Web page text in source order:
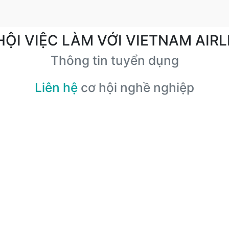
VIỆC LÀM VỚI VIETNAM
Thông tin tuyển dụng
Liên hệ cơ hội nghề nghiệp